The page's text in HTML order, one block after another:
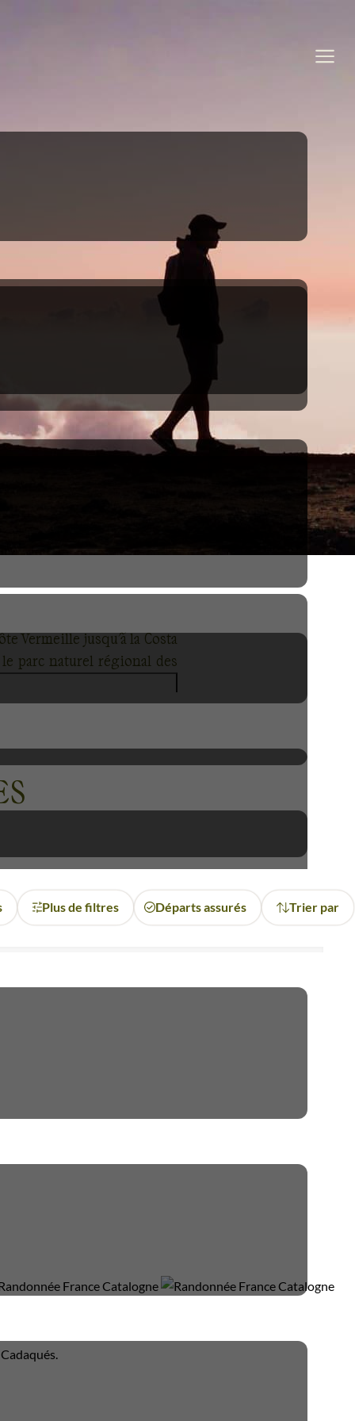
Vermeille jusqu'à la Costa
le parc naturel régional des
la région de leurs bienfaits.
de marmottes. Immergez-
des criques sauvages.
Plus de filtres Départs assurés Trier par